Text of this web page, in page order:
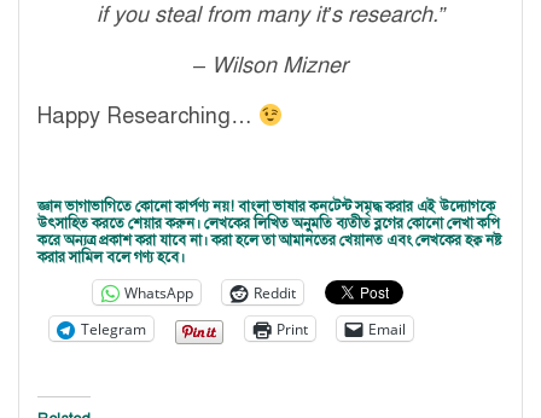
if you steal from many it’s research.”
– Wilson Mizner
Happy Researching…
জ্ঞান ভাগাভাগিতে কোনো কার্পণ্য নয়! বাংলা ভাষার কনটেন্ট সমৃদ্ধ করার এই উদ্যোগকে
উৎসাহিত করতে শেয়ার করুন। লেখকের লিখিত অনুমতি ব্যতীত ব্লগের কোনো লেখা কপি
করে অন্যত্র প্রকাশ করা যাবে না। করা হলে তা আমানতের খেয়ানত এবং লেখকের হক্ব নষ্ট
করার সামিল বলে গণ্য হবে।
WhatsApp
Reddit
Telegram
Print Email